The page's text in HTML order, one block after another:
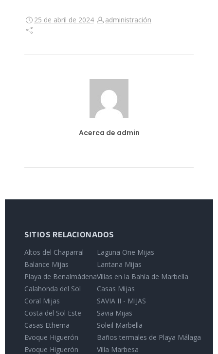
25 de abril de 2024 administración
Acerca de admin
SITIOS RELACIONADOS
Altos del Chaparral
Balance Mijas
Playa de Benalmádena
Calahonda del Sol
Coral Mijas
Costa del Sol Este
Casas Etherna
Evoque Higuerón
Evoque Higuerón
Laguna One Mijas
Lantana Mijas
Villas en la Bahía de Marbella
Casas Mijas
SAVIA II - MIJAS
Savia Mijas
Soleil Marbella
Baños termales de Playa Málaga
Villa Marbesa